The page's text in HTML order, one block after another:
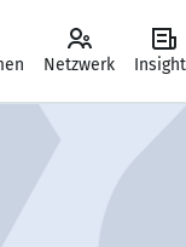
Netzwerk